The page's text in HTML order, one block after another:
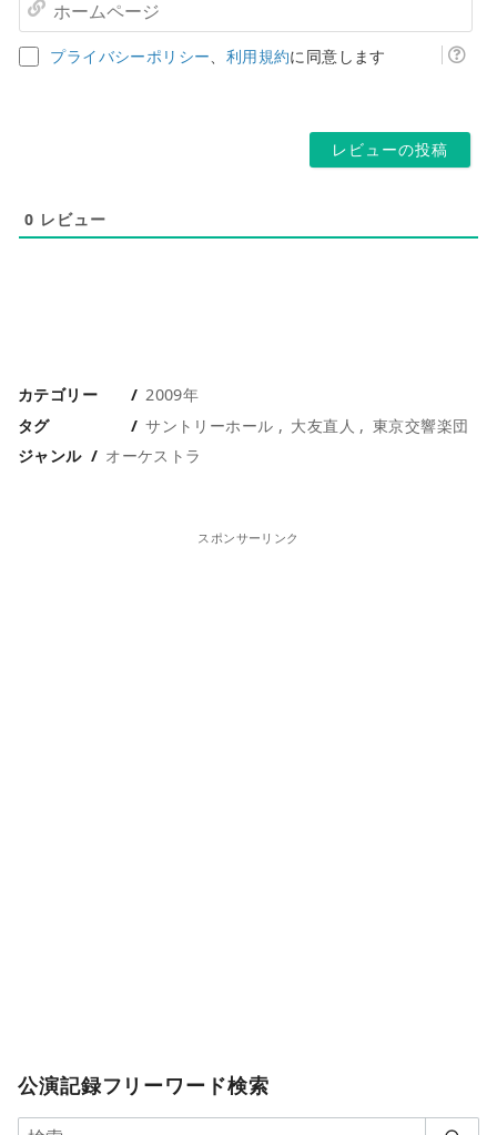
ア
ー
プライバシーポリシー、 利用規約に同意します
0 レビュー
カテゴリー
2009年
タグ
サントリーホール 大友直人
東京交響楽団
ジャンル
オーケストラ
スポンサーリンク
公演記録フリーワード検索